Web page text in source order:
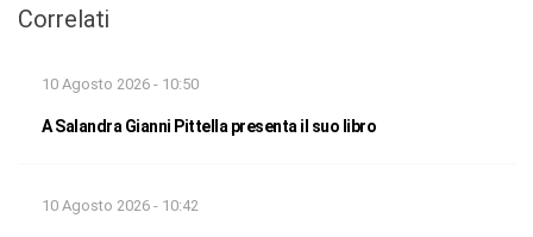
Correlati
10 Agosto 2026 - 10:50
A Salandra Gianni Pittella presenta il suo libro
10 Agosto 2026 - 10:42